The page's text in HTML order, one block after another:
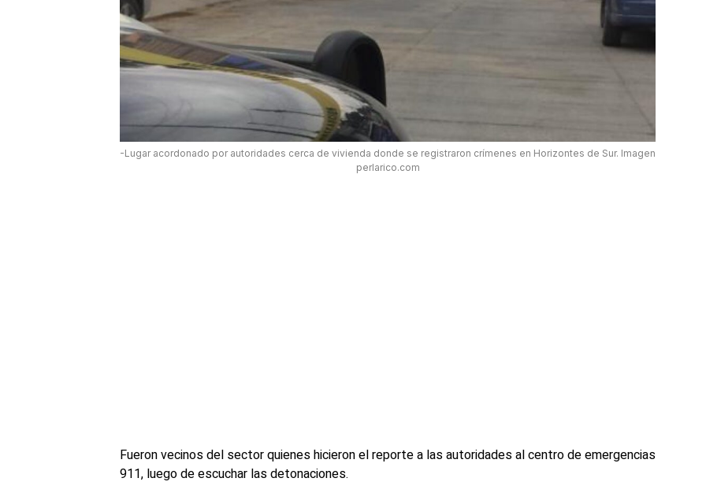
-Lugar acordonado por autoridades cerca de vivienda donde se registraron crímenes en Horizontes de Sur. Imagen
perlarico.com
Fueron vecinos del sector quienes hicieron el reporte a las autoridades al centro de emergencias
911, luego de escuchar las detonaciones.